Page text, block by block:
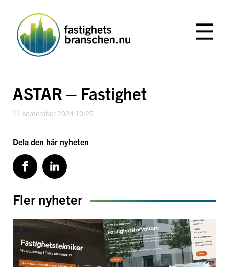
innehåll
ASTAR – Fastighet
11 september 2024 10:25
Dela den här nyheten
Fler nyheter